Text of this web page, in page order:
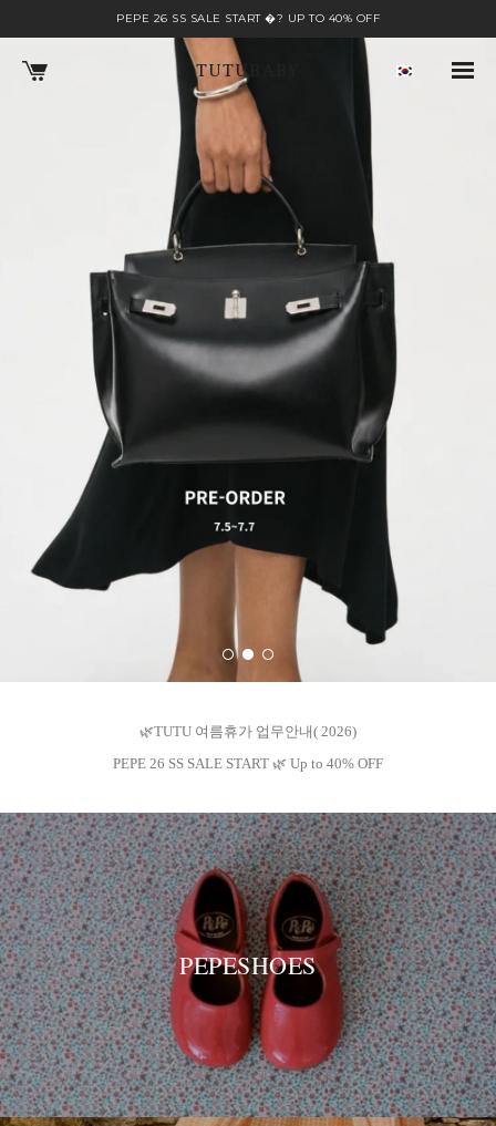
TUTUBABY
PEPE 26 SS SALE START �? UP TO 40% OFF
🌿TUTU 여름휴가 업무안내( 2026)
PEPE 26 SS SALE START 🌿 Up to 40% OFF
PEPESHOES